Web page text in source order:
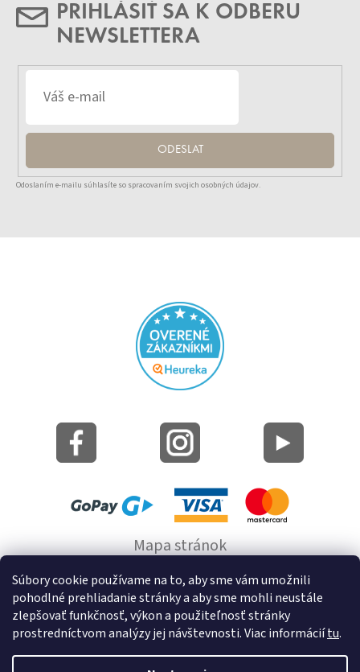
Súbory cookie používame na to, aby sme vám umožnili
pohodlné prehliadanie stránky a aby sme mohli neustále
zlepšovať funkčnosť, výkon a použiteľnosť stránky
prostredníctvom analýzy jej návštevnosti. Viac informáciítu.
PRIHLÁSIŤ SA K ODBERU
NEWSLETTERA
ODESLAT
Odoslaním e-mailu súhlasíte so spracovaním svojich osobných údajov.
Mapa stránok
Informácie o cookie
© 2022 GRUND a.s.